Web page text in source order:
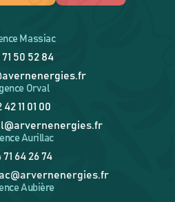
Massiac
71 50 52 84
Orval
42 11 01 00
Aurillac
71 64 26 74
Aubière